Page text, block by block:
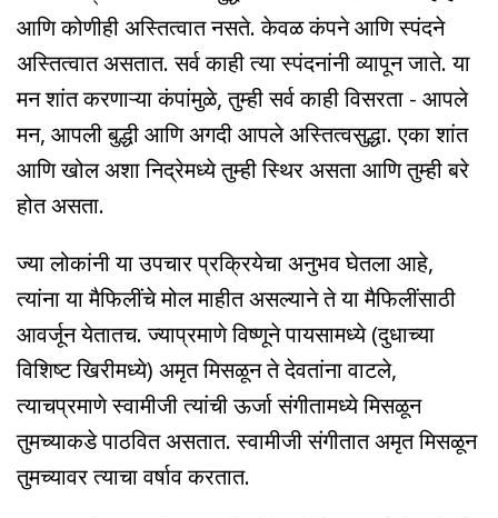
आणि कोणीही अस्तित्वात नसते. केवळ कंपने आणि स्पंदने
अस्तित्वात असतात. सर्व काही त्या स्पंदनांनी व्यापून जाते. या
मन शांत करणाऱ्या कंपांमुळे, तुम्ही सर्व काही विसरता - आपले
मन, आपली बुद्धी आणि अगदी आपले अस्तित्वसुद्धा. एका शांत
आणि खोल अशा निद्रेमध्ये तुम्ही स्थिर असता आणि तुम्ही बरे
होत असता.
ज्या लोकांनी या उपचार प्रक्रियेचा अनुभव घेतला आहे,
त्यांना या मैफिलींचे मोल माहीत असल्याने ते या मैफिलींसाठी
आवर्जून येतातच. ज्याप्रमाणे विष्णूने पायसामध्ये (दुधाच्या
विशिष्ट खिरीमध्ये) अमृत मिसळून ते देवतांना वाटले,
त्याचप्रमाणे स्वामीजी त्यांची ऊर्जा संगीतामध्ये मिसळून
तुमच्याकडे पाठवित असतात. स्वामीजी संगीतात अमृत मिसळून
तुमच्यावर त्याचा वर्षाव करतात.